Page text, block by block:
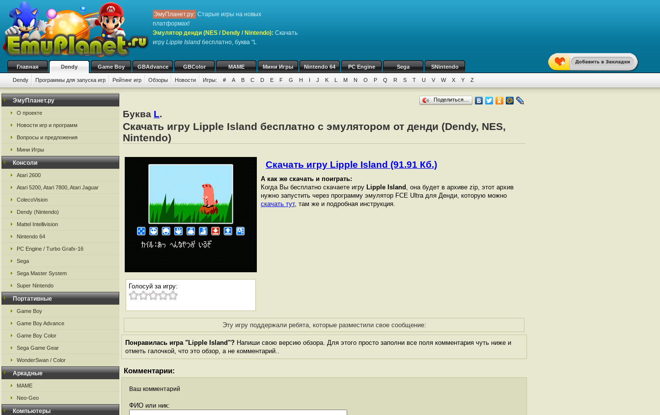
ЭмуПланет.ру: Старые игры на новых
платформах!
Эмулятор денди (NES / Dendy / Nintendo): Скачать
игру Lipple Island бесплатно, буква "L
Главная Dendy Game Boy GBAdvance GBColor MAME Мини Игры Nintendo 64 PC Engine Sega SNintendo
Dendy Программы для запуска игр Рейтинг игр Обзоры Новости Игры: # A B C D E F G H I J K L M N O P Q R S T U V W X Y Z
ЭмуПланет.ру
О проекте
Новости игр и программ
Вопросы и предложения
Мини Игры
Консоли
Atari 2600
Atari 5200, Atari 7800, Atari Jaguar
ColecoVision
Dendy (Nintendo)
Mattel Intellivision
Nintendo 64
PC Engine / Turbo Grafx-16
Sega
Sega Master System
Super Nintendo
Портативные
Game Boy
Game Boy Advance
Game Boy Color
Sega Game Gear
WonderSwan / Color
Аркадные
MAME
Neo-Geo
Компьютеры
Поделиться…
Буква L.
Скачать игру Lipple Island бесплатно с эмулятором от денди (Dendy, NES,
Nintendo)
Голосуй за игру:
Скачать игру Lipple Island (91.91 Кб.)
А как же скачать и поиграть:
Когда Вы бесплатно скачаете игру Lipple Island , она будет в архиве zip, этот архив
нужно запустить через программу эмулятор FCE Ultra для Денди, которую можно
скачать тут, там же и подробная инструкция.
Эту игру поддержали ребята, которые разместили свое сообщение:
Понравилась игра "Lipple Island"? Напиши свою версию обзора. Для этого просто заполни все поля комментария чуть ниже и
отметь галочкой, что это обзор, а не комментарий..
Комментарии:
Ваш комментарий
ФИО или ник: